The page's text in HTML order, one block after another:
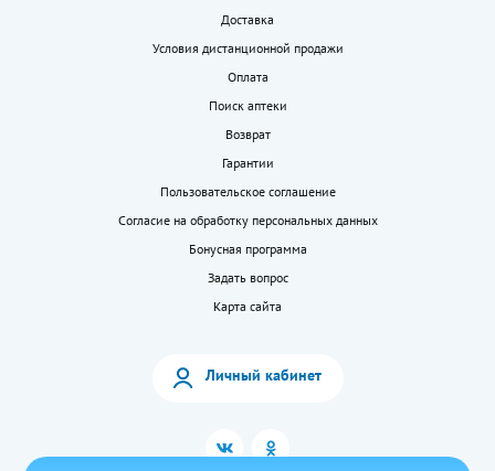
Доставка
Условия дистанционной продажи
Оплата
Поиск аптеки
Возврат
Гарантии
Пользовательское соглашение
Согласие на обработку персональных данных
Бонусная программа
Задать вопрос
Карта сайта
Личный кабинет